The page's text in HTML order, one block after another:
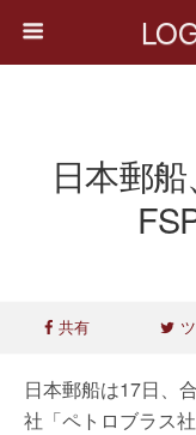
日本郵
共有
日本郵船は17日、
社「ペトロブラス